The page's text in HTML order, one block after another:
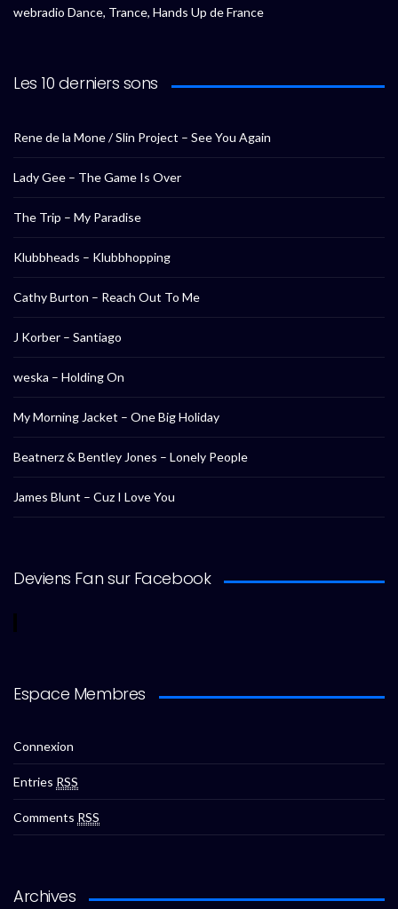
webradio Dance, Trance, Hands Up de France
Les 10 derniers sons
Rene de la Mone / Slin Project – See You Again
Lady Gee – The Game Is Over
The Trip – My Paradise
Klubbheads – Klubbhopping
Cathy Burton – Reach Out To Me
J Korber – Santiago
weska – Holding On
My Morning Jacket – One Big Holiday
Beatnerz & Bentley Jones – Lonely People
James Blunt – Cuz I Love You
Deviens Fan sur Facebook
Espace Membres
Connexion
Entries RSS
Comments RSS
Archives